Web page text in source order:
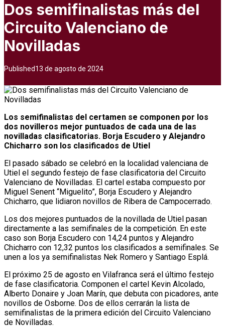
Dos semifinalistas más del
Circuito Valenciano de
Novilladas
Published13 de agosto de 2024
Los semifinalistas del certamen se componen por los
dos novilleros mejor puntuados de cada una de las
novilladas clasificatorias. Borja Escudero y Alejandro
Chicharro son los clasificados de Utiel
El pasado sábado se celebró en la localidad valenciana de
Utiel el segundo festejo de fase clasificatoria del Circuito
Valenciano de Novilladas. El cartel estaba compuesto por
Miguel Senent “Miguelito”, Borja Escudero y Alejandro
Chicharro, que lidiaron novillos de Ribera de Campocerrado.
Los dos mejores puntuados de la novillada de Utiel pasan
directamente a las semifinales de la competición. En este
caso son Borja Escudero con 14,24 puntos y Alejandro
Chicharro con 12,32 puntos los clasificados a semifinales. Se
unen a los ya semifinalistas Nek Romero y Santiago Esplá.
El próximo 25 de agosto en Vilafranca será el último festejo
de fase clasificatoria. Componen el cartel Kevin Alcolado,
Alberto Donaire y Joan Marín, que debuta con picadores, ante
novillos de Osborne. Dos de ellos cerrarán la lista de
semifinalistas de la primera edición del Circuito Valenciano
de Novilladas.